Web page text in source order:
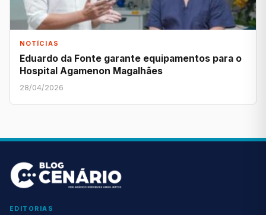
NOTÍCIAS
Eduardo da Fonte garante equipamentos para o
Hospital Agamenon Magalhães
28/04/2026
EDITORIAS